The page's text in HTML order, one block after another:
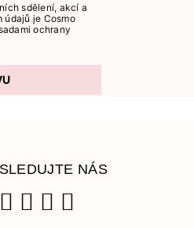
sdělení, akcí a
údajů je Cosmo
ochrany
SLEDUJTE NÁS